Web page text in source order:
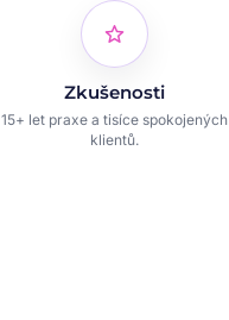
star
Zkušenosti
15+ let praxe a tisíce spokojených
klientů.